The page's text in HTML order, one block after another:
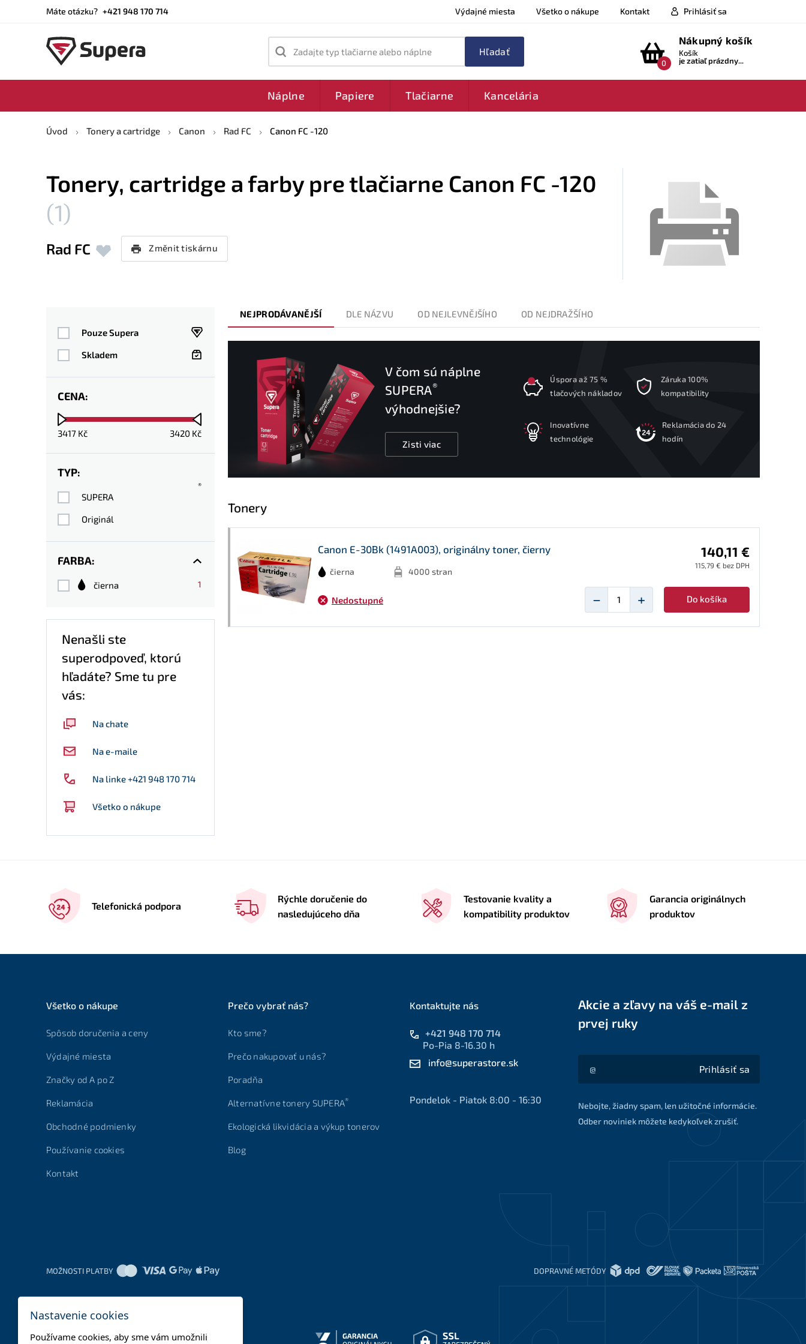
Máte otázku? +421 948 170 714 Výdajné miesta Všetko o nákupe Kontakt Prihlásiť sa
Zadajte typ tlačiarne alebo náplne
0
Nákupný košík
Košík
je zatiaľ prázdny...
Náplne Papiere Tlačiarne Kancelária
Úvod Tonery a cartridge Canon Rad FC Canon FC -120
Tonery, cartridge a farby pre tlačiarne Canon FC -120
(1)
Rad FC Změnit tiskárnu
Pouze Supera
Skladem
CENA:
3417 Kč 3420 Kč
TYP:
SUPERA
®
Originál
FARBA:
čierna 1
Nenašli ste
superodpoveď, ktorú
hľadáte? Sme tu pre
vás:
Na chate
Na e-maile
Na linke +421 948 170 714
Všetko o nákupe
NEJPRODÁVANĚJŠÍ DLE NÁZVU OD NEJLEVNĚJŠÍHO OD NEJDRAŽŠÍHO
V čom sú náplne
SUPERA®
výhodnejšie?
Zisti viac
Úspora až 75 %
tlačových nákladov
Záruka 100%
kompatibility
Inovatívne
technológie
Reklamácia do 24
hodín
Tonery
Canon E-30Bk (1491A003), originálny toner, čierny
čierna 4000 stran
140,11 €
115,79 € bez DPH
Nedostupné − + Do košíka
Telefonická podpora
Rýchle doručenie do
nasledujúceho dňa
Testovanie kvality a
kompatibility produktov
Garancia originálnych
produktov
Všetko o nákupe
Spôsob doručenia a ceny
Výdajné miesta
Značky od A po Z
Reklamácia
Obchodné podmienky
Používanie cookies
Kontakt
Prečo vybrať nás?
Kto sme?
Prečo nakupovať u nás?
Poradňa
Alternatívne tonery SUPERA®
Ekologická likvidácia a výkup tonerov
Blog
Kontaktujte nás
+421 948 170 714
Po-Pia 8-16.30 h
info@superastore.sk
Pondelok - Piatok 8:00 - 16:30
Akcie a zľavy na váš e-mail z
prvej ruky
Akcie a zľavy na váš e-mail z prvej ruky
Prihlásiť sa
Nebojte, žiadny spam, len užitočné informácie.
Odber noviniek môžete kedykoľvek zrušiť.
MOŽNOSTI PLATBY DOPRAVNÉ METÓDY
Nastavenie cookies
Používame cookies, aby sme vám umožnili